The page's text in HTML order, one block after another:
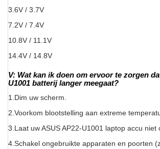
3.6V / 3.7V
7.2V / 7.4V
10.8V / 11.1V
14.4V / 14.8V
V: Wat kan ik doen om ervoor te zorgen
U1001 batterij langer meegaat?
1.Dim uw scherm.
2.Voorkom blootstelling aan extreme
3.Laat uw ASUS AP22-U1001 laptop accu niet
4.Schakel ongebruikte apparaten en poorten